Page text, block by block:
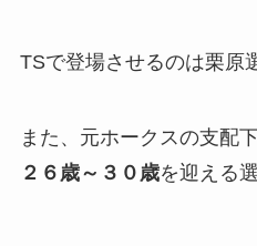
TSで登場させるのは栗原
また、元ホークスの支配
２６歳～３０歳を迎える